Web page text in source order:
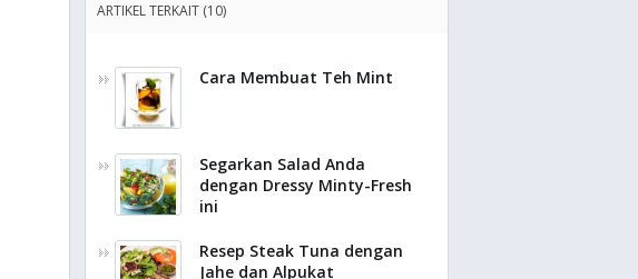
ARTIKEL TERKAIT (10)
Cara Membuat Teh Mint
Segarkan Salad Anda
dengan Dressy Minty-Fresh
ini
Resep Steak Tuna dengan
Jahe dan Alpukat